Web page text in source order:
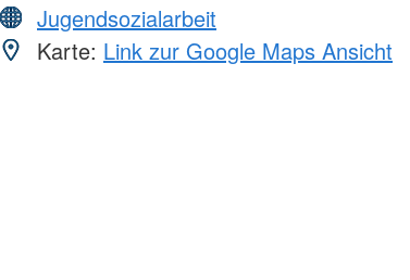
Jugendsozialarbeit
Karte: Link zur Google Maps Ansicht